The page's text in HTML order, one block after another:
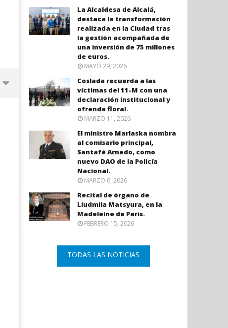
Coslada recuerda a las víctimas
del 11-M con una declaración
institucional y ofrenda floral.
El ministro Marlaska
comisario principal,
8, 2023
La Alcaldesa de Alcalá,
destaca la transformación
realizada en la Ciudad tras
la gestión acompañada de
una inversión de 75 millones
de euros.
MAYO 29, 2026
Coslada recuerda a las
víctimas del 11-M con una
declaración institucional y
ofrenda floral.
MARZO 11, 2026
El ministro Marlaska nombra
al comisario principal,
Santafé Arnedo, como
nuevo DAO de la Policía
Nacional.
MARZO 6, 2026
Recital de órgano de
Liudmila Matsyura, en la
Madeleine de París.
FEBRERO 15, 2026
TODAS LAS NOTICIAS